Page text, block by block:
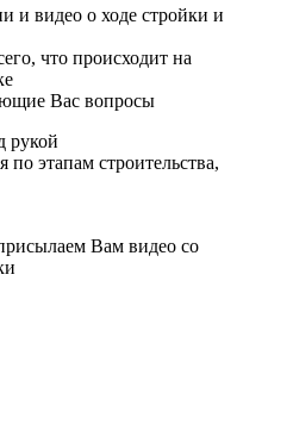
и видео о ходе стройки и
что происходит на
Вас вопросы
рукой
по этапам строительства,
Вам видео со